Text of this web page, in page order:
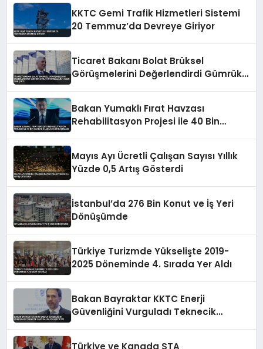
KKTC Gemi Trafik Hizmetleri Sistemi
20 Temmuz’da Devreye Giriyor
Ticaret Bakanı Bolat Brüksel
Görüşmelerini Değerlendirdi Gümrük
Bakan Yumaklı Fırat Havzası
Rehabilitasyon Projesi ile 40 Bin
Mayıs Ayı Ücretli Çalışan Sayısı Yıllık
Yüzde 0,5 Artış Gösterdi
İstanbul’da 276 Bin Konut ve İş Yeri
Dönüşümde
Türkiye Turizmde Yükselişte 2019-
2025 Döneminde 4. Sırada Yer Aldı
Bakan Bayraktar KKTC Enerji
Güvenliğini Vurguladı Teknecik
Türkiye ve Kanada STA